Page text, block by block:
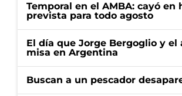
Temporal en el AMBA: cayó
prevista para todo agosto
El día que Jorge Bergoglio y
misa en Argentina
Buscan a un pescador